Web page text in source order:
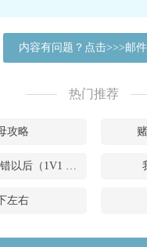
内容有问题？点击>>>邮
热门推荐
攻略
被闺蜜男友上错以后（1V1 高H）
左右